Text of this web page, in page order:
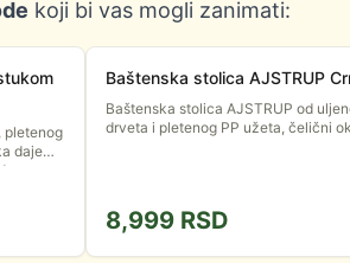
koji bi vas mogli zanimati:
pletenog
daje
Baštenska stolica AJSTRUP
Baštenska stolica AJSTRUP od
drveta i pletenog PP užeta, čelični
8,999 RSD